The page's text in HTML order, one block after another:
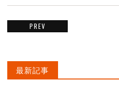
PREV
最新記事